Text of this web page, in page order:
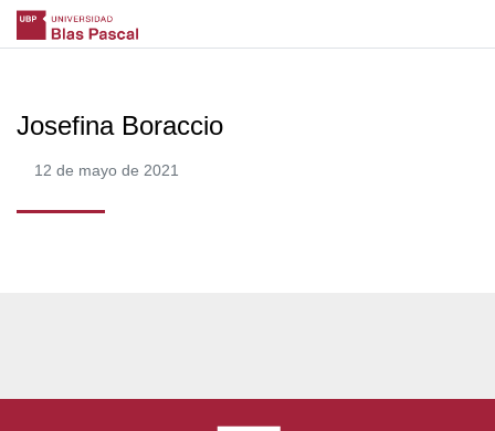
Josefina Boraccio
12 de mayo de 2021